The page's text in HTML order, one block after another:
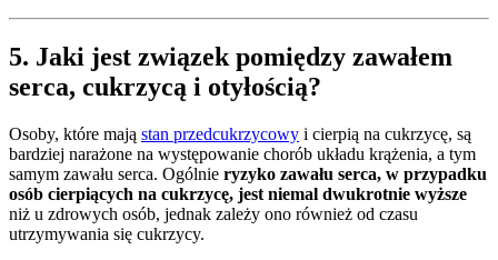
5. Jaki jest związek pomiędzy zawałem
serca, cukrzycą i otyłością?
Osoby, które mają stan przedcukrzycowy i cierpią na cukrzycę, są
bardziej narażone na występowanie chorób układu krążenia, a tym
samym zawału serca. Ogólnie ryzyko zawału serca, w przypadku
osób cierpiących na cukrzycę, jest niemal dwukrotnie wyższe
niż u zdrowych osób, jednak zależy ono również od czasu
utrzymywania się cukrzycy.